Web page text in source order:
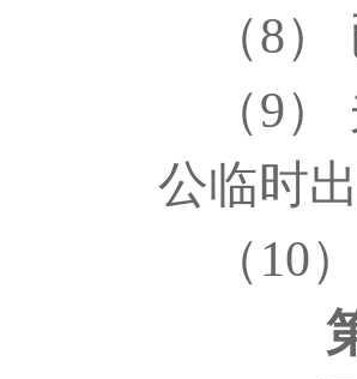
（8）
（9）
公临时
（10）